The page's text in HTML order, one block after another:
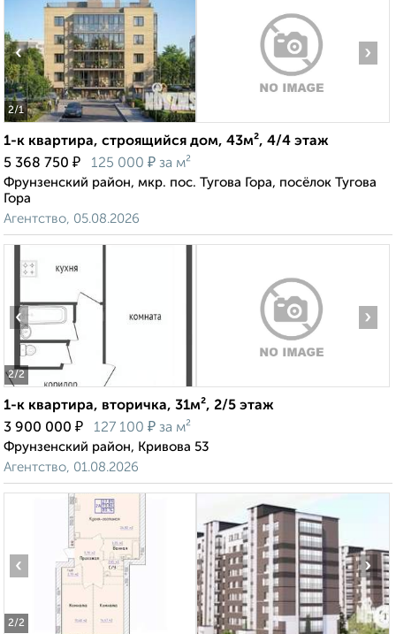
2/1
‹ ›
1-к квартира, строящийся дом, 43м², 4/4 этаж
5 368 750 ₽ 125 000 ₽ за м²
Фрунзенский район, мкр. пос. Тугова Гора, посёлок Тугова
Гора
Агентство, 05.08.2026
2/2
‹ ›
1-к квартира, вторичка, 31м², 2/5 этаж
3 900 000 ₽ 127 100 ₽ за м²
Фрунзенский район, Кривова 53
Агентство, 01.08.2026
2/2
‹ ›